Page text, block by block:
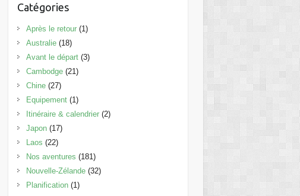
Catégories
Après le retour(1)
Australie(18)
Avant le départ(3)
Cambodge(21)
Chine(27)
Equipement(1)
Itinéraire & calendrier(2)
Japon(17)
Laos (22)
Nos aventures (181)
Nouvelle-Zélande(32)
Planification(1)